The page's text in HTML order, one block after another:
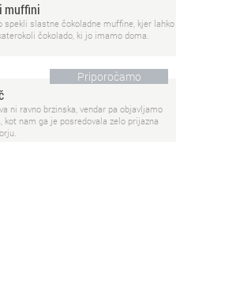
muffini
spekli slastne čokoladne muffine, kjer lahko
čokolado, ki jo imamo doma.
Priporočamo
ni ravno brzinska, vendar pa objavljamo
kot nam ga je posredovala zelo prijazna